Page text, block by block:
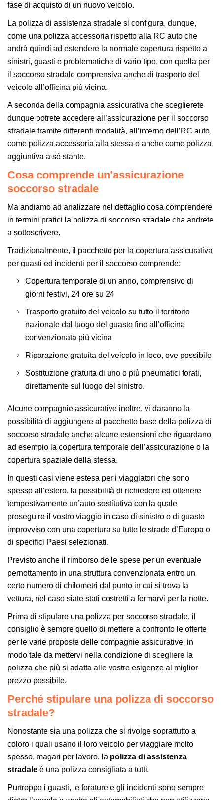
fase di acquisto di un nuovo veicolo.
La polizza di assistenza stradale si configura, dunque,
come una polizza accessoria rispetto alla RC auto che
andrà quindi ad estendere la normale copertura rispetto a
sinistri, guasti e problematiche di vario tipo, con quella per
il soccorso stradale comprensiva anche di trasporto del
veicolo all’officina più vicina.
A seconda della compagnia assicurativa che sceglierete
dunque potrete accedere all’assicurazione per il soccorso
stradale tramite differenti modalità, all’interno dell’RC auto,
come polizza accessoria alla stessa o anche come polizza
aggiuntiva a sé stante.
Cosa comprende un’assicurazione
soccorso stradale
Ma andiamo ad analizzare nel dettaglio cosa comprendere
in termini pratici la polizza di soccorso stradale cha andrete
a sottoscrivere.
Tradizionalmente, il pacchetto per la copertura assicurativa
per guasti ed incidenti per il soccorso comprende:
Copertura temporale di un anno, comprensivo di
giorni festivi, 24 ore su 24
Trasporto gratuito del veicolo su tutto il territorio
nazionale dal luogo del guasto fino all’officina
convenzionata più vicina
Riparazione gratuita del veicolo in loco, ove possibile
Sostituzione gratuita di uno o più pneumatici forati,
direttamente sul luogo del sinistro.
Alcune compagnie assicurative inoltre, vi daranno la
possibilità di aggiungere al pacchetto base della polizza di
soccorso stradale anche alcune estensioni che riguardano
ad esempio la copertura temporale dell’assicurazione o la
copertura spaziale della stessa.
In questi casi viene estesa per i viaggiatori che sono
spesso all’estero, la possibilità di richiedere ed ottenere
tempestivamente un’auto sostitutiva con la quale
proseguire il vostro viaggio in caso di sinistro o di guasto
improvviso con una copertura su tutte le strade d’Europa o
di specifici Paesi selezionati.
Previsto anche il rimborso delle spese per un eventuale
pernottamento in una struttura convenzionata entro un
certo numero di chilometri dal punto in cui si trova la
vettura, nel caso siate stati costretti a fermarvi per la notte.
Prima di stipulare una polizza per soccorso stradale, il
consiglio è sempre quello di mettere a confronto le offerte
per le varie proposte delle compagnie assicurative, in
modo tale da mettervi nella condizione di scegliere la
polizza che più si adatta alle vostre esigenze al miglior
prezzo possibile.
Perché stipulare una polizza di soccorso
stradale?
Nonostante sia una polizza che si rivolge soprattutto a
coloro i quali usano il loro veicolo per viaggiare molto
spesso, magari per lavoro, la polizza di assistenza
stradale è una polizza consigliata a tutti.
Purtroppo i guasti, le forature e gli incidenti sono sempre